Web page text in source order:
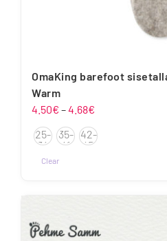
OmaKing barefoot
Warm
4.50€ –4.68€
kuni
25-
34
35-
41
42-
47
Clear
mitu